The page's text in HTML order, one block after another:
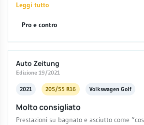
Leggi tutto
Pro e contro
Auto Zeitung
Edizione 19/2021
2021 205/55 R16 Volkswagen Golf
Molto consigliato
Prestazioni su bagnato e asciutto come